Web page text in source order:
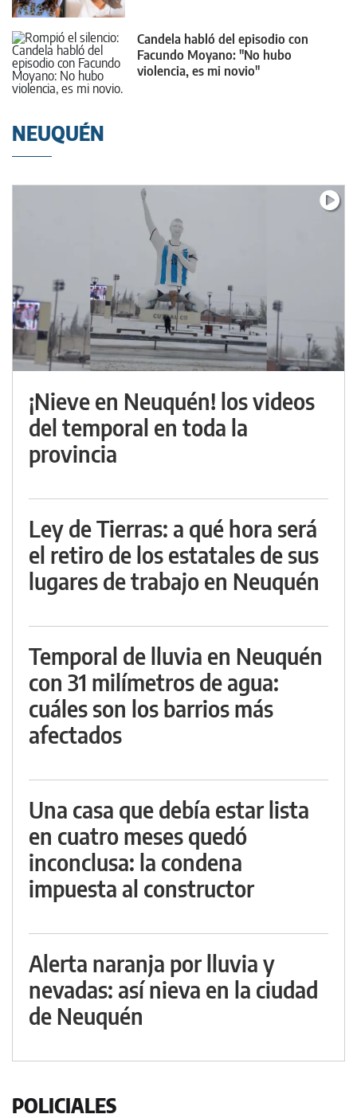
Candela habló del episodio con
Facundo Moyano: "No hubo
violencia, es mi novio"
NEUQUÉN
¡Nieve en Neuquén! los videos
del temporal en toda la
provincia
Ley de Tierras: a qué hora será
el retiro de los estatales de sus
lugares de trabajo en Neuquén
Temporal de lluvia en Neuquén
con 31 milímetros de agua:
cuáles son los barrios más
afectados
Una casa que debía estar lista
en cuatro meses quedó
inconclusa: la condena
impuesta al constructor
Alerta naranja por lluvia y
nevadas: así nieva en la ciudad
de Neuquén
POLICIALES